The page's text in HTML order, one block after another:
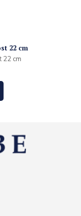
22 cm
22 cm